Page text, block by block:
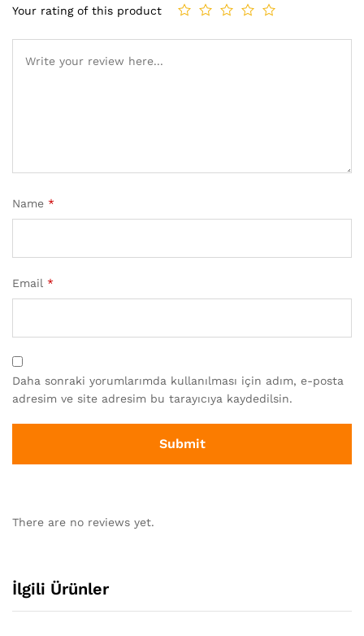
Your rating of this product
Name *
Email *
Daha sonraki yorumlarımda kullanılması için adım, e-posta
adresim ve site adresim bu tarayıcıya kaydedilsin.
There are no reviews yet.
İlgili Ürünler